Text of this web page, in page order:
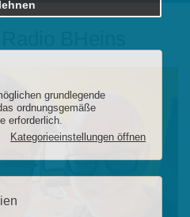
BHeins